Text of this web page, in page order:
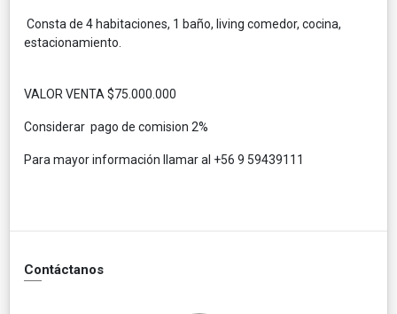
Consta de 4 habitaciones, 1 baño, living comedor, cocina,
estacionamiento.
VALOR VENTA $75.000.000
Considerar pago de comision 2%
Para mayor información llamar al +56 9 59439111
Contáctanos